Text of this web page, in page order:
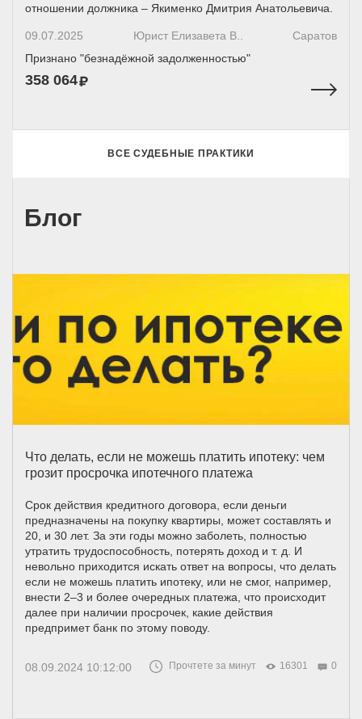
отношении должника – Якименко Дмитрия Анатольевича.
09.07.2025 Юрист Елизавета В..
Саратов
Признано "безнадёжной задолженностью"
358 064
ВСЕ СУДЕБНЫЕ ПРАКТИКИ
Блог
Что делать, если не можешь платить ипотеку: чем
грозит просрочка ипотечного платежа
Срок действия кредитного договора, если деньги
предназначены на покупку квартиры, может составлять и
20, и 30 лет. За эти годы можно заболеть, полностью
утратить трудоспособность, потерять доход и т. д. И
невольно приходится искать ответ на вопросы, что делать
если не можешь платить ипотеку, или не смог, например,
внести 2–3 и более очередных платежа, что происходит
далее при наличии просрочек, какие действия
предпримет банк по этому поводу.
08.09.2024 10:12:00 Прочтете за минут 16301 0